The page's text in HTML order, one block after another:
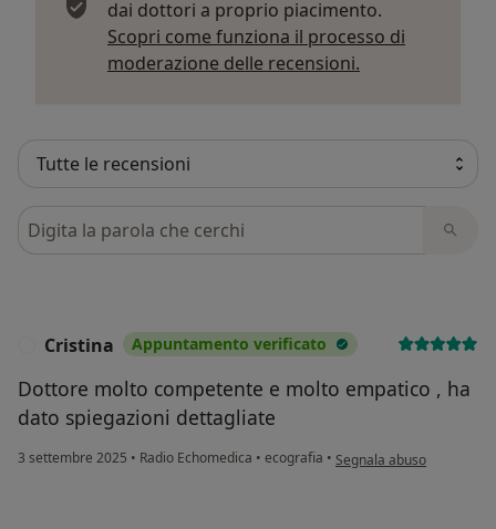
dai dottori a proprio piacimento.
Scopri come funziona il processo di
moderazione delle recensioni.
Cerca nelle recensioni
Cristina Appuntamento verificato
Dottore molto competente e molto empatico , ha
dato spiegazioni dettagliate
3 settembre 2025 • Radio Echomedica • ecografia • secondo l'opinione
Segnala abuso